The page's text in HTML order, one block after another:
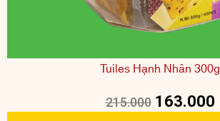
Tuiles Hạnh Nhân 300g
215.000 163.000